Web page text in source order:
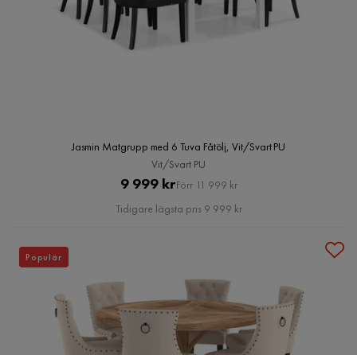
Jasmin Matgrupp med 6 Tuva Fåtölj, Vit/Svart PU
Vit/Svart PU
Pris
9 999 krOriginal
Pris
Förr 11 999 kr
Tidigare lägsta pris 9 999 kr
Populär